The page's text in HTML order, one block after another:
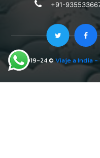
+91-
2019-24 ©Viaje a India